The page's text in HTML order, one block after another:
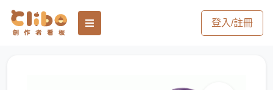
登入/註冊